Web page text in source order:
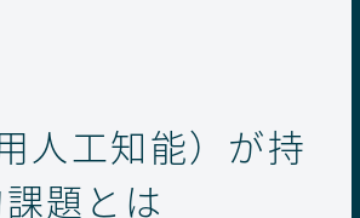
人工知能）が持
題とは